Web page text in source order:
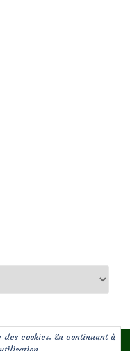
cookies. En continuant à